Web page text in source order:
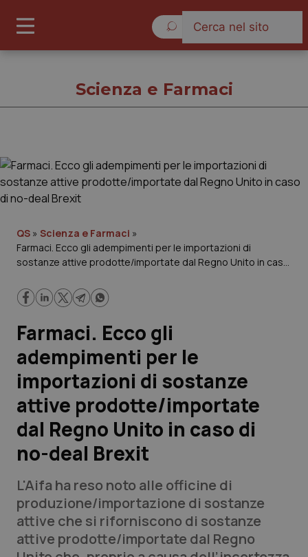
Cronache
Governo e Parlamento
Regioni e Asl
Lavoro e Professioni
Scienza e Farmaci
Studi e Analisi
Lettere al direttore
Edizioni Regionali
QS Pro
Professionisti Sanitari.AI
Scienza e Farmaci
QS » Scienza e Farmaci »
Farmaci. Ecco gli adempimenti per le importazioni di
sostanze attive prodotte/importate dal Regno Unito in caso
Farmaci. Ecco gli
adempimenti per le
importazioni di sostanze
attive prodotte/importate
dal Regno Unito in caso di
no-deal Brexit
L'Aifa ha reso noto alle officine di
produzione/importazione di sostanze
attive che si riforniscono di sostanze
attive prodotte/importate dal Regno